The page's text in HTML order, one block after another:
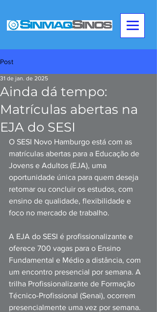
Post
Ainda dá tempo:
Matrículas abertas na
EJA do SESI
31 de jan. de 2025
O SESI Novo Hamburgo está com as
matrículas abertas para a Educação de
Jovens e Adultos (EJA), uma
oportunidade única para quem deseja
retomar ou concluir os estudos, com
ensino de qualidade, flexibilidade e
foco no mercado de trabalho.
A EJA do SESI é profissionalizante e
oferece 700 vagas para o Ensino
Fundamental e Médio a distância, com
um encontro presencial por semana. A
trilha Profissionalizante de Formação
Técnico-Profissional (Senai), ocorrem
presencialmente uma vez por semana.